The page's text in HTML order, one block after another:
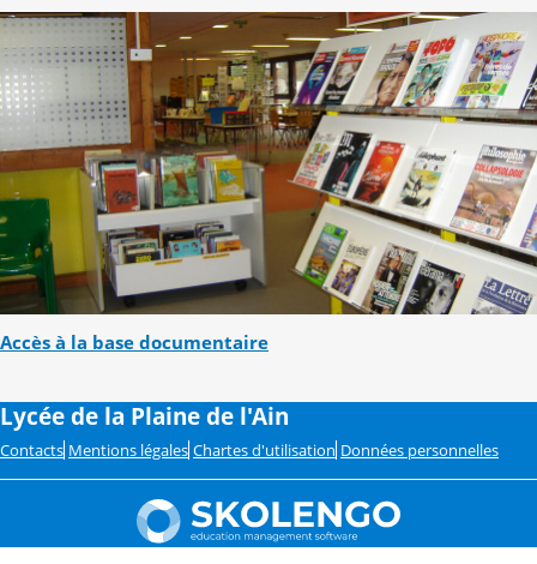
Accès à la base documentaire
Lycée de la Plaine de l'Ain
Contacts Mentions légales Chartes d'utilisation Données personnelles